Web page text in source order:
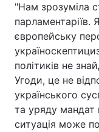
"Нам зрозуміла
європейську
політиків не
Угоди, це не
українського
та уряду мандат
ситуація може